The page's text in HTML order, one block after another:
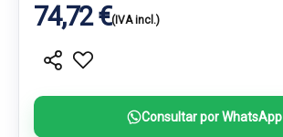
74,72 €(IVA incl.)
Consultar por WhatsApp